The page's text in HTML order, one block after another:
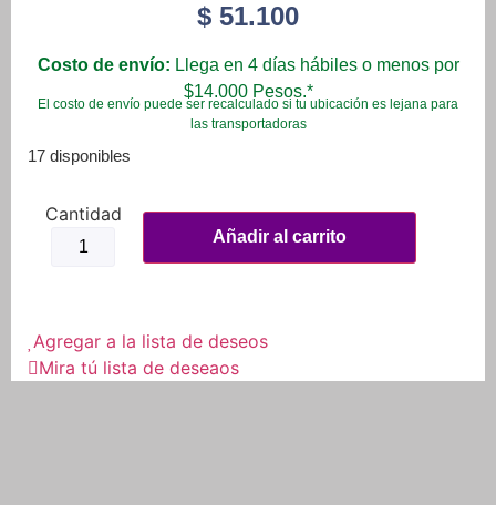
$ 51.100
Costo de envío: Llega en 4 días hábiles o menos por
$14.000 Pesos.*
El costo de envío puede ser recalculado si tu ubicación es lejana para
las transportadoras
17 disponibles
Aceite
20w50
Tiempos
1l
cantidad
Añadir al carrito
Agregar a la lista de deseos
Mira tú lista de deseaos